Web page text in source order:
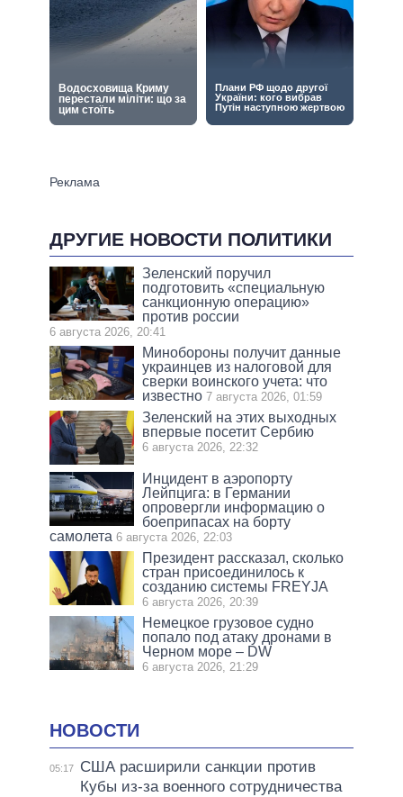
ДРУГИЕ НОВОСТИ ПОЛИТИКИ
Зеленский поручил
подготовить «специальную
санкционную операцию»
против россии
6 августа 2026, 20:41
Минобороны получит данные
украинцев из налоговой для
сверки воинского учета: что
известно 7 августа 2026, 01:59
Зеленский на этих выходных
впервые посетит Сербию
6 августа 2026, 22:32
Инцидент в аэропорту
Лейпцига: в Германии
опровергли информацию о
боеприпасах на борту
самолета 6 августа 2026, 22:03
Президент рассказал, сколько
стран присоединилось к
созданию системы FREYJA
6 августа 2026, 20:39
Немецкое грузовое судно
попало под атаку дронами в
Черном море – DW
6 августа 2026, 21:29
НОВОСТИ
05:17
США расширили санкции против
Кубы из-за военного сотрудничества